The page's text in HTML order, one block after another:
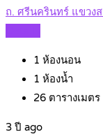
ถ. ศรีนครินทร์ แขวง
1 ห้องนอน
1 ห้องน้ำ
26 ตารางเมตร
3 ปี ago